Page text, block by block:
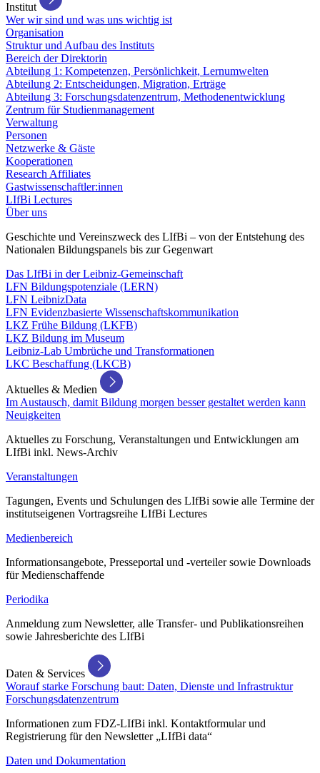
Institut
Wer wir sind und was uns wichtig ist
Organisation
Struktur und Aufbau des Instituts
Bereich der Direktorin
Abteilung 1: Kompetenzen, Persönlichkeit, Lernumwelten
Abteilung 2: Entscheidungen, Migration, Erträge
Abteilung 3: Forschungsdatenzentrum, Methodenentwicklung
Zentrum für Studienmanagement
Verwaltung
Personen
Netzwerke & Gäste
Kooperationen
Research Affiliates
Gastwissenschaftler:innen
LIfBi Lectures
Über uns
Geschichte und Vereinszweck des LIfBi – von der Entstehung des
Nationalen Bildungspanels bis zur Gegenwart
Das LIfBi in der Leibniz-Gemeinschaft
LFN Bildungspotenziale (LERN)
LFN LeibnizData
LFN Evidenzbasierte Wissenschaftskommunikation
LKZ Frühe Bildung (LKFB)
LKZ Bildung im Museum
Leibniz-Lab Umbrüche und Transformationen
LKC Beschaffung (LKCB)
Aktuelles & Medien
Im Austausch, damit Bildung morgen besser gestaltet werden kann
Neuigkeiten
Aktuelles zu Forschung, Veranstaltungen und Entwicklungen am
LIfBi inkl. News-Archiv
Veranstaltungen
Tagungen, Events und Schulungen des LIfBi sowie alle Termine der
institutseigenen Vortragsreihe LIfBi Lectures
Medienbereich
Informationsangebote, Presseportal und -verteiler sowie Downloads
für Medienschaffende
Periodika
Anmeldung zum Newsletter, alle Transfer- und Publikationsreihen
sowie Jahresberichte des LIfBi
Daten & Services
Worauf starke Forschung baut: Daten, Dienste und Infrastruktur
Forschungsdatenzentrum
Informationen zum FDZ-LIfBi inkl. Kontaktformular und
Registrierung für den Newsletter „LIfBi data“
Daten und Dokumentation